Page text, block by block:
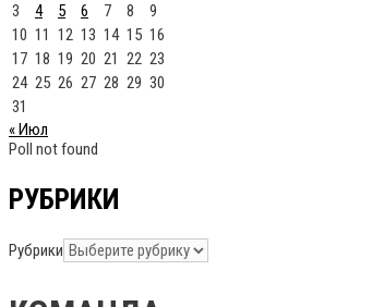
3
4 5 6 7 8
9
10 11 12 13 14 15 16
17 18 19 20 21 22 23
24 25 26 27 28 29 30
31
« Июл
Poll not found
РУБРИКИ
Рубрики